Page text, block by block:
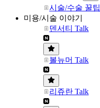
시술/수술 꿀팁
미용/시술 이야기
덴서티 Talk
볼뉴머 Talk
리쥬란 Talk